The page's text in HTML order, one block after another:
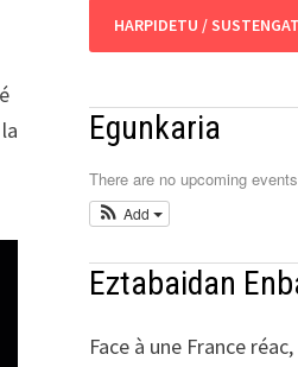
HARPIDETU /
Egunkaria
There are no upcoming
Add
Eztabaidan
Face à une France